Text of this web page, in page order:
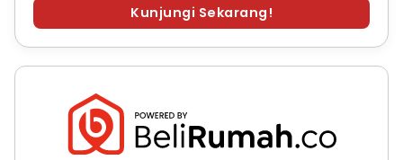
Kunjungi Sekarang!